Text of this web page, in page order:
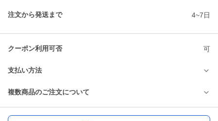
注文から発送まで 4~7日
クーポン利用可否 可
支払い方法
複数商品のご注文について